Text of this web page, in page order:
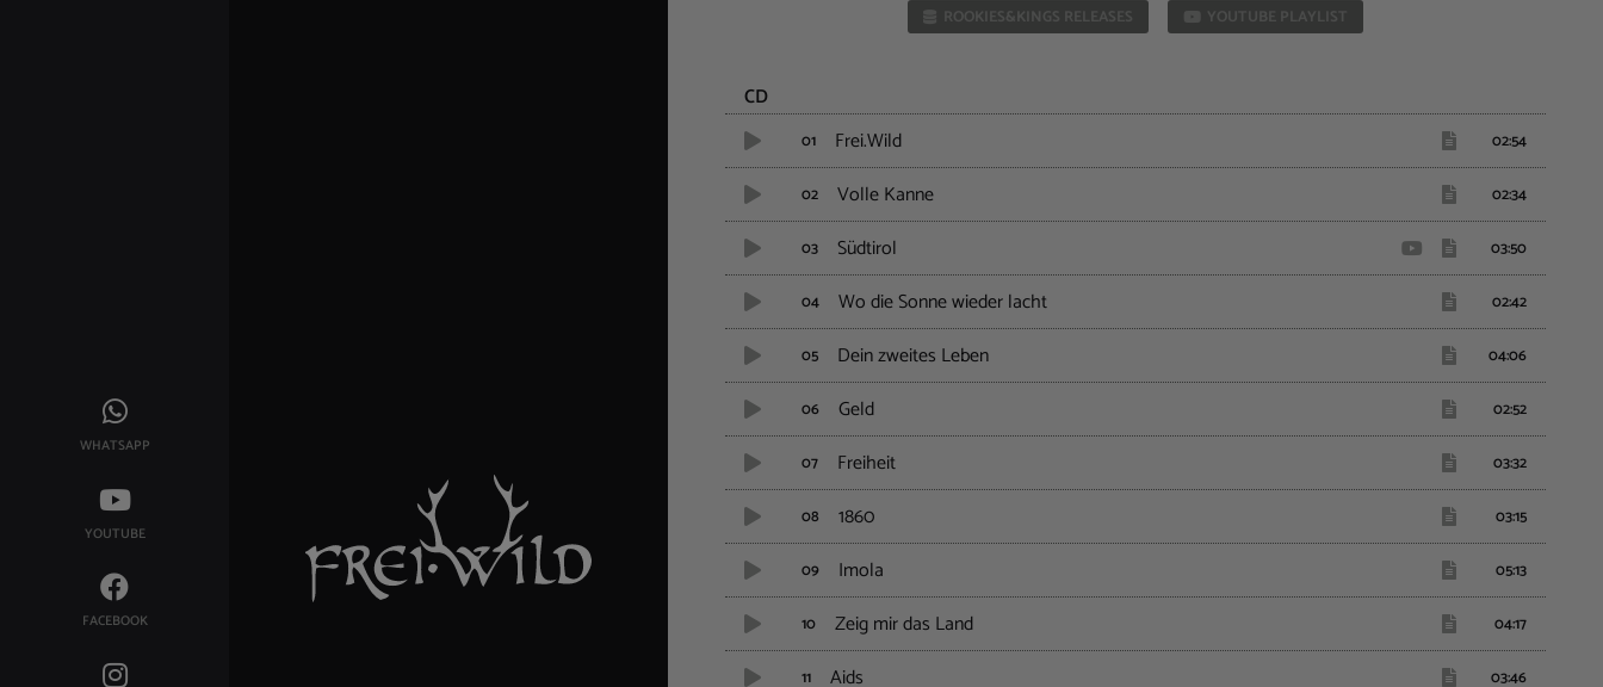
WHATSAPP
YOUTUBE
FACEBOOK
ROOKIES&KINGS RELEASES YOUTUBE PLAYLIST
CD
01 Frei.Wild 02:54
02 Volle Kanne 02:34
03 Südtirol 03:50
04 Wo die Sonne wieder lacht 02:42
05 Dein zweites Leben 04:06
06 Geld 02:52
07 Freiheit 03:32
08 1860 03:15
09 Imola 05:13
10 Zeig mir das Land 04:17
11 Aids 03:46